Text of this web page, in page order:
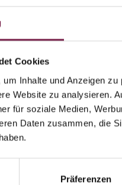
Cookies
Inhalte und Anzeigen
Website zu analysieren.
für soziale Medien,
Daten zusammen, die
Präferenzen